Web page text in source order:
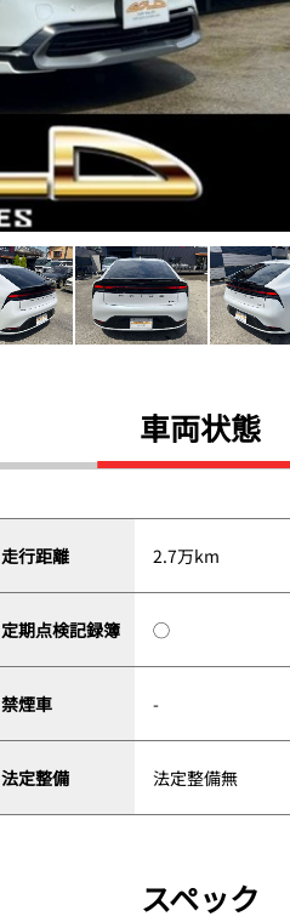
車両状態
走行距離 2.7万km
定期点検記録簿 ◯
禁煙車 -
法定整備 法定整備無
スペック